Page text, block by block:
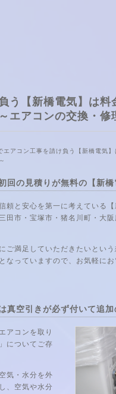
う【新橋電気】は料
エアコンの交換・修
エアコン工事を請け負う【新橋電気
回の見積りが無料の【新
頼と安心を第一に考えている
田市・宝塚市・猪名川町・大
ご満足していただきたいとい
なっていますので、お気軽に
真空引きが必ず付いて追加
アコンを取り
についてご存
気・水分を外
、空気や水分